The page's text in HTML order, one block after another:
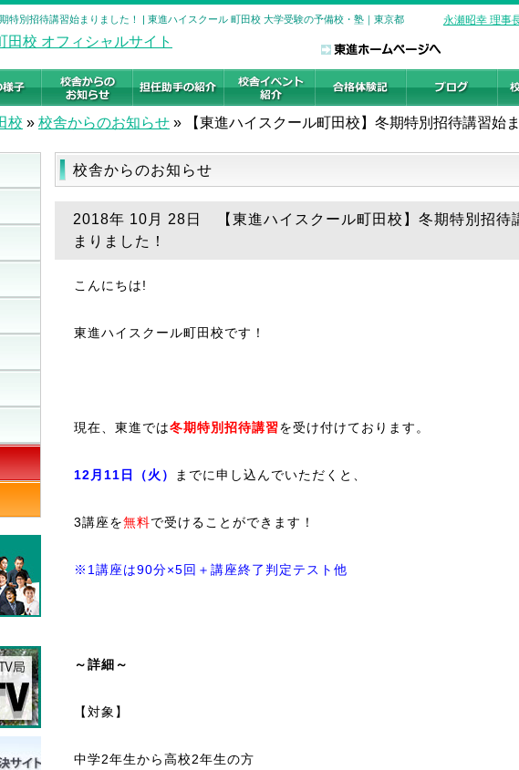
特別招待講習始まりました！ | 東進ハイスクール 町田校 大学受験の予備校・塾｜東京都 永瀬昭幸 理事
校 » 校舎からのお知らせ » 【東進ハイスクール町田校】冬期特別招待講習始
校舎からのお知らせ
2018年 10月 28日 【東進ハイスクール町田校】冬期特別招待
まりました！
こんにちは!
東進ハイスクール町田校です！
現在、東進では冬期特別招待講習を受け付けております。
12月11日（火） までに申し込んでいただくと、
3講座を無料で受けることができます！
※1講座は90分×5回＋講座終了判定テスト他
～詳細～
【対象】
中学2年生から高校2年生の方